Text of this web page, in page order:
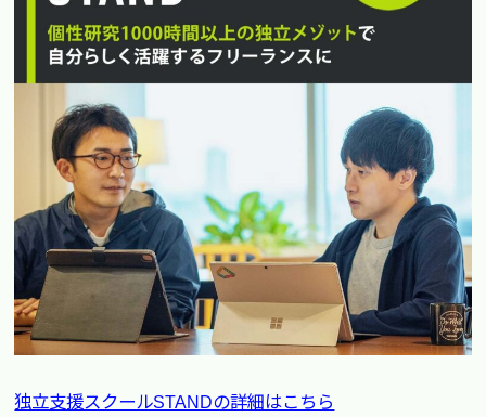
独立支援スクールSTANDの詳細はこちら